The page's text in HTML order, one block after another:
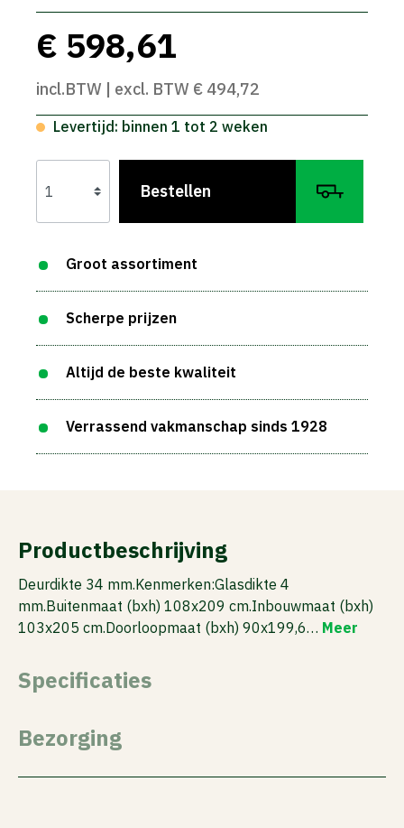
€ 598,61
incl.BTW | excl. BTW € 494,72
Levertijd: binnen 1 tot 2 weken
Bestellen
Groot assortiment
Scherpe prijzen
Altijd de beste kwaliteit
Verrassend vakmanschap sinds 1928
Productbeschrijving
Deurdikte 34 mm.Kenmerken:Glasdikte 4
mm.Buitenmaat (bxh) 108x209 cm.Inbouwmaat (bxh)
103x205 cm.Doorloopmaat (bxh) 90x199,6… Meer
Specificaties
Bezorging